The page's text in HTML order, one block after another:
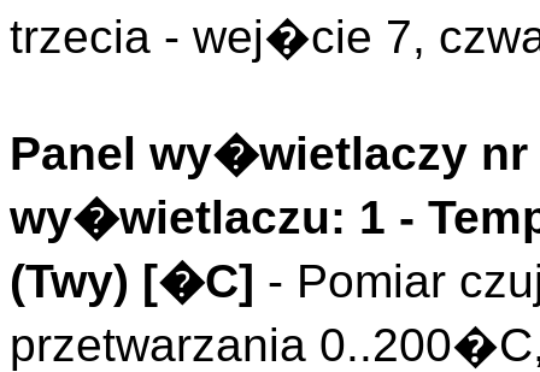
trzecia - wej�cie 7,
Panel wy�wietlaczy nr
wy�wietlaczu: 1 -
(Twy) [�C] - Pomiar
przetwarzania